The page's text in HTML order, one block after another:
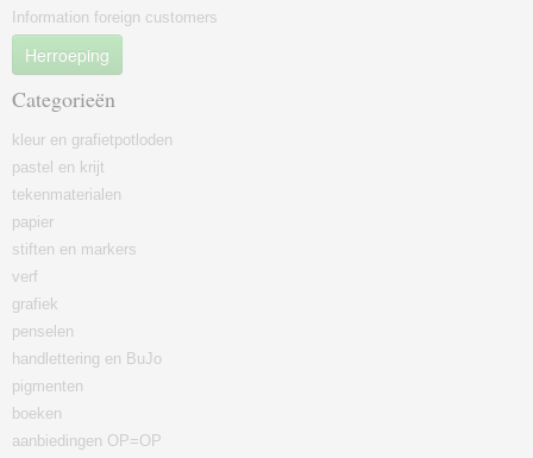
Information foreign customers
Herroeping
Categorieën
kleur en grafietpotloden
pastel en krijt
tekenmaterialen
papier
stiften en markers
verf
grafiek
penselen
handlettering en BuJo
pigmenten
boeken
aanbiedingen OP=OP